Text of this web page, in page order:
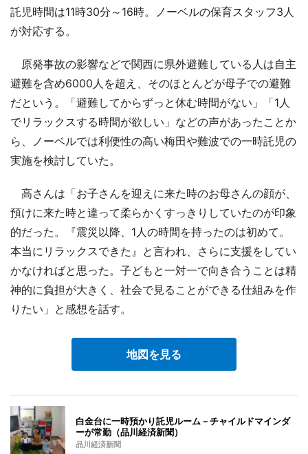
託児時間は11時30分～16時。ノーベルの保育スタッフ3人
が対応する。
原発事故の影響などで関西に県外避難している人は自主
避難を含め6000人を超え、そのほとんどが母子での避難
だという。「避難してからずっと休む時間がない」「1人
でリラックスする時間が欲しい」などの声があったことか
ら、ノーベルでは利便性の高い梅田や難波での一時託児の
実施を検討していた。
高さんは「お子さんを迎えに来た時のお母さんの顔が、
預けに来た時と違って柔らかくすっきりしていたのが印象
的だった。『震災以降、1人の時間を持ったのは初めて。
本当にリラックスできた』と言われ、さらに支援をしてい
かなければと思った。子どもと一対一で向き合うことは精
神的に負担が大きく、社会で見ることができる仕組みを作
りたい」と感想を話す。
地図を見る
白金台に一時預かり託児ルーム－チャイルドマインダ
ーが常勤（品川経済新聞）
品川経済新聞